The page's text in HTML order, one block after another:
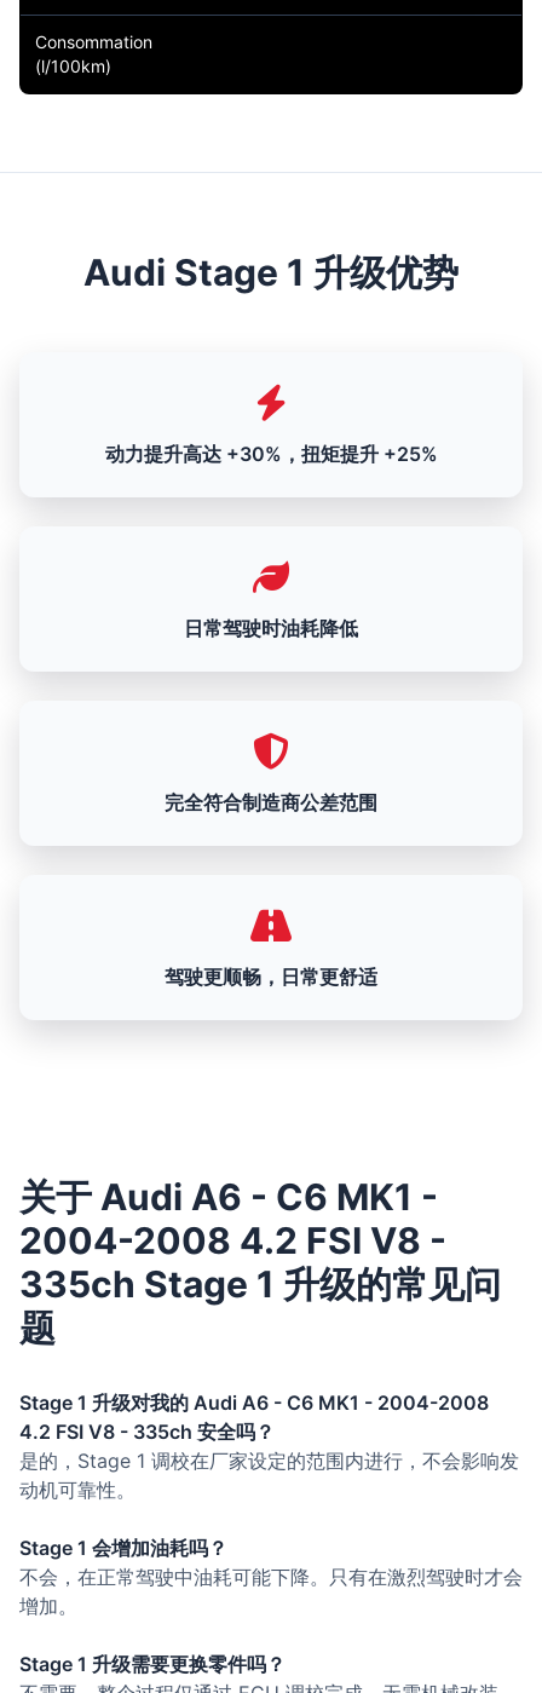
Consommation
(l/100km)
Audi Stage 1 升级优势
动力提升高达 +30%，扭矩提升 +25%
日常驾驶时油耗降低
完全符合制造商公差范围
驾驶更顺畅，日常更舒适
关于 Audi A6 - C6 MK1 -
2004-2008 4.2 FSI V8 -
335ch Stage 1 升级的常见问
题
Stage 1 升级对我的 Audi A6 - C6 MK1 - 2004-2008
4.2 FSI V8 - 335ch 安全吗？
是的，Stage 1 调校在厂家设定的范围内进行，不会影响发
动机可靠性。
Stage 1 会增加油耗吗？
不会，在正常驾驶中油耗可能下降。只有在激烈驾驶时才会
增加。
Stage 1 升级需要更换零件吗？